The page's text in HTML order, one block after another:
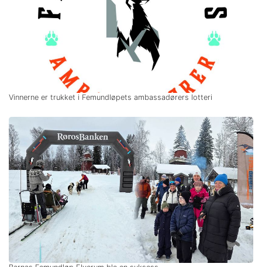
Vinnerne er trukket i Femundløpets ambassadørers lotteri